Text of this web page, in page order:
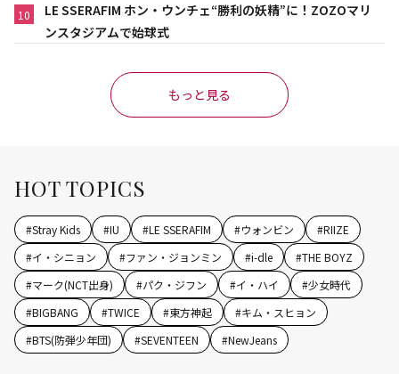
10
LE SSERAFIM ホン・ウンチェ“勝利の妖精”に！ZOZOマリ
ンスタジアムで始球式
もっと見る
HOT TOPICS
#Stray Kids #IU #LE SSERAFIM #ウォンビン #RIIZE
#イ・シニョン #ファン・ジョンミン #i-dle #THE BOYZ
#マーク(NCT出身) #パク・ジフン #イ・ハイ #少女時代
#BIGBANG #TWICE #東方神起 #キム・スヒョン
#BTS(防弾少年団) #SEVENTEEN #NewJeans